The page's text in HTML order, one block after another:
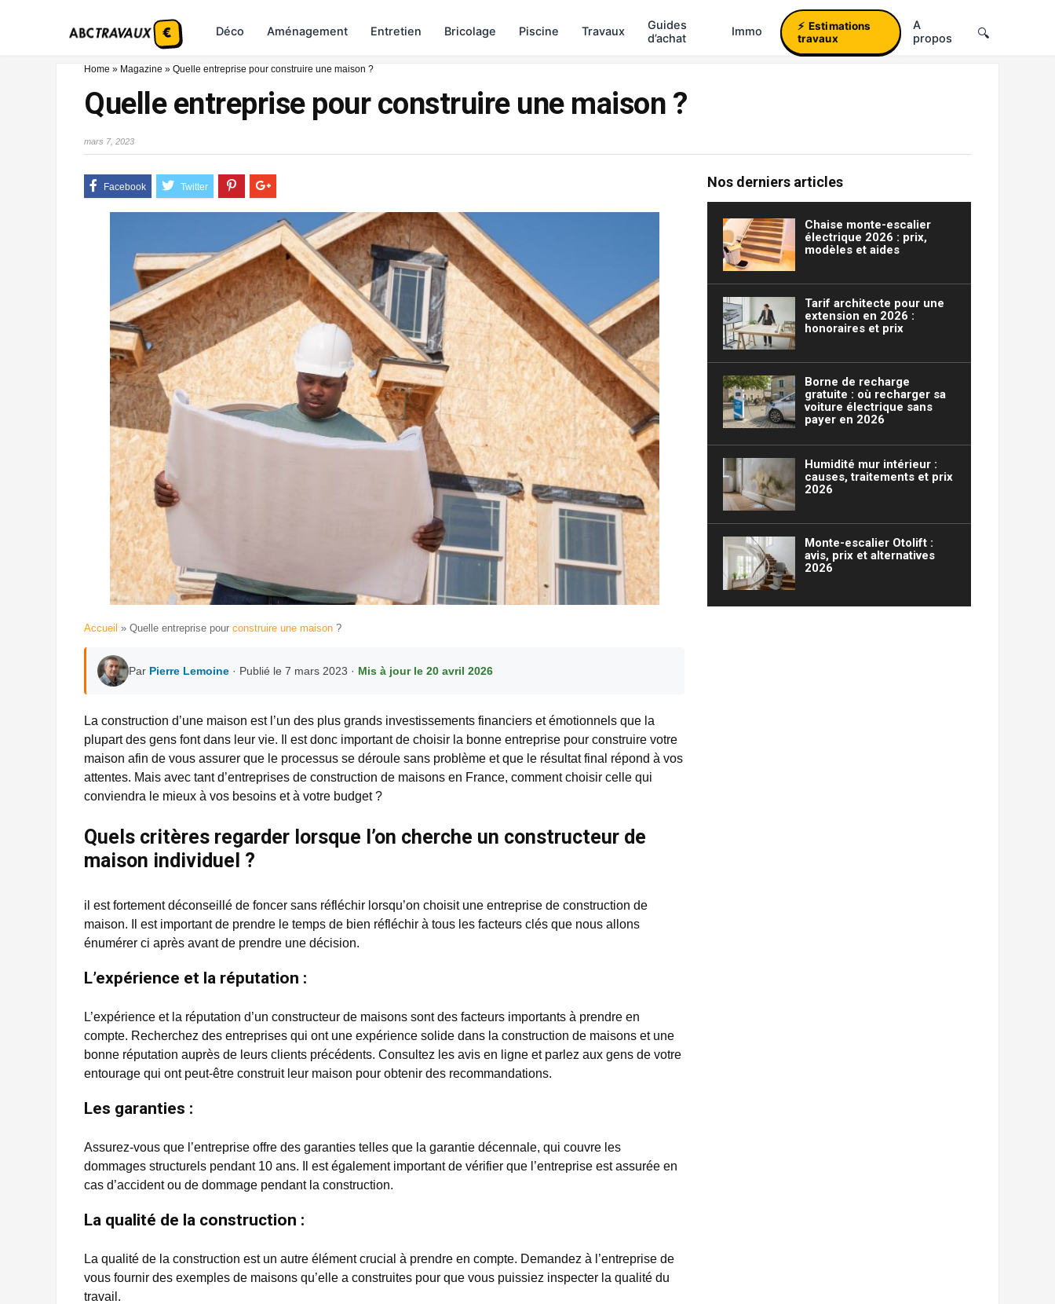
Déco Aménagement Entretien Bricolage Piscine Travaux
Guides
d’achat
Immo
Estimations
travaux
A
propos
Home » Magazine » Quelle entreprise pour construire une maison ?
Quelle entreprise pour construire une maison ?
mars 7, 2023
Accueil » Quelle entreprise pour construire une maison ?
Par Pierre Lemoine · Publié le 7 mars 2023 · Mis à jour le 20 avril 2026
La construction d’une maison est l’un des plus grands investissements financiers et émotionnels que la
plupart des gens font dans leur vie. Il est donc important de choisir la bonne entreprise pour construire votre
maison afin de vous assurer que le processus se déroule sans problème et que le résultat final répond à vos
attentes. Mais avec tant d’entreprises de construction de maisons en France, comment choisir celle qui
conviendra le mieux à vos besoins et à votre budget ?
Quels critères regarder lorsque l’on cherche un constructeur de
maison individuel ?
il est fortement déconseillé de foncer sans réfléchir lorsqu’on choisit une entreprise de construction de
maison. Il est important de prendre le temps de bien réfléchir à tous les facteurs clés que nous allons
énumérer ci après avant de prendre une décision.
L’expérience et la réputation :
L’expérience et la réputation d’un constructeur de maisons sont des facteurs importants à prendre en
compte. Recherchez des entreprises qui ont une expérience solide dans la construction de maisons et une
bonne réputation auprès de leurs clients précédents. Consultez les avis en ligne et parlez aux gens de votre
entourage qui ont peut-être construit leur maison pour obtenir des recommandations.
Les garanties :
Assurez-vous que l’entreprise offre des garanties telles que la garantie décennale, qui couvre les
dommages structurels pendant 10 ans. Il est également important de vérifier que l’entreprise est assurée en
cas d’accident ou de dommage pendant la construction.
La qualité de la construction :
La qualité de la construction est un autre élément crucial à prendre en compte. Demandez à l’entreprise de
vous fournir des exemples de maisons qu’elle a construites pour que vous puissiez inspecter la qualité du
travail.
Nos derniers articles
Chaise monte-escalier
électrique 2026 : prix,
modèles et aides
Tarif architecte pour une
extension en 2026 :
honoraires et prix
Borne de recharge
gratuite : où recharger sa
voiture électrique sans
payer en 2026
Humidité mur intérieur :
causes, traitements et prix
2026
Monte-escalier Otolift :
avis, prix et alternatives
2026